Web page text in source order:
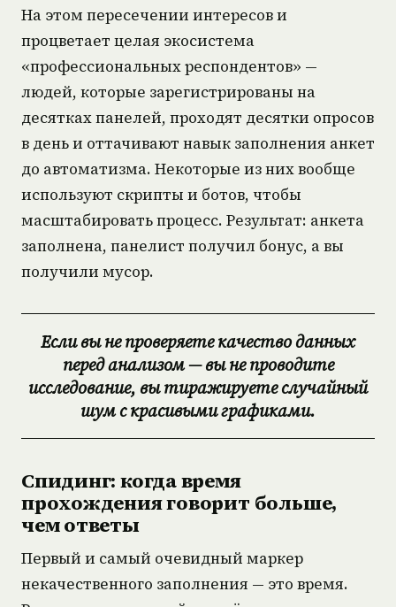
На этом пересечении интересов и
процветает целая экосистема
«профессиональных респондентов» —
людей, которые зарегистрированы на
десятках панелей, проходят десятки опросов
в день и оттачивают навык заполнения анкет
до автоматизма. Некоторые из них вообще
используют скрипты и ботов, чтобы
масштабировать процесс. Результат: анкета
заполнена, панелист получил бонус, а вы
получили мусор.
Если вы не проверяете качество данных
перед анализом — вы не проводите
исследование, вы тиражируете случайный
шум с красивыми графиками.
Спидинг: когда время
прохождения говорит больше,
чем ответы
Первый и самый очевидный маркер
некачественного заполнения — это время.